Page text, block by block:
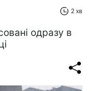
2 хв
одразу в